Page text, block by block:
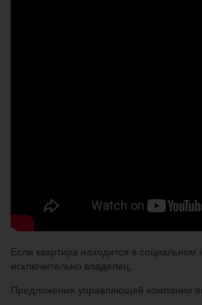
Если квартира находится в социальном
исключительно владелец.
Предложения управляющей компании